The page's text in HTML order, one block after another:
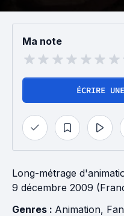
Ma note
ÉCRIRE
Long-métrage
9 décembre 2009
Genres : Animation,